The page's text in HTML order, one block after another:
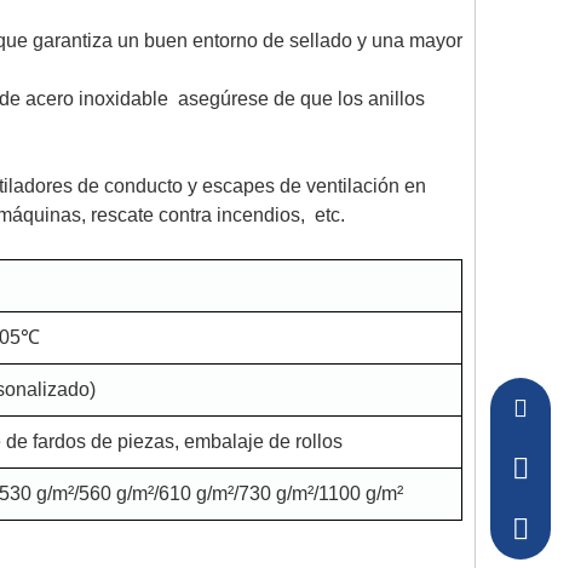
garantiza un buen entorno de sellado y una mayor
acero inoxidable asegúrese de que los anillos
de conducto y escapes de ventilación en
rescate contra incendios, etc.
de fardos de piezas, embalaje de rollos
g/m²/560 g/m²/610 g/m²/730 g/m²/1100 g/m²
+86-